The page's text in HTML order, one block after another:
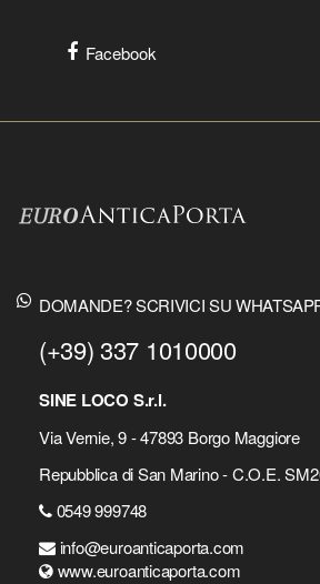
Facebook
DOMANDE? SCRIVICI SU
(+39) 337 1010000
SINE LOCO S.r.l.
Via Vernie, 9 - 47893 Borgo Maggiore
Repubblica di San Marino - C.O.E.
0549 999748
info@euroanticaporta.com
www.euroanticaporta.com